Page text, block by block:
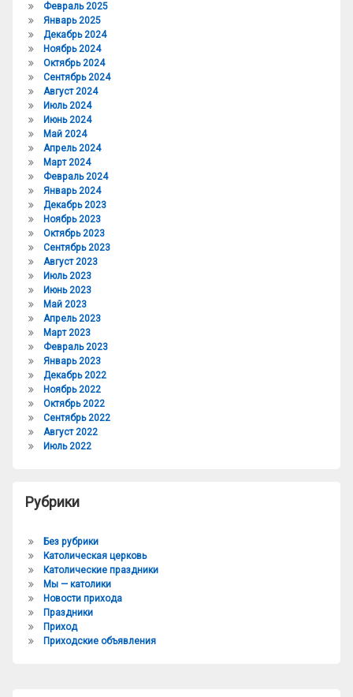
Февраль 2025
Январь 2025
Декабрь 2024
Ноябрь 2024
Октябрь 2024
Сентябрь 2024
Август 2024
Июль 2024
Июнь 2024
Май 2024
Апрель 2024
Март 2024
Февраль 2024
Январь 2024
Декабрь 2023
Ноябрь 2023
Октябрь 2023
Сентябрь 2023
Август 2023
Июль 2023
Июнь 2023
Май 2023
Апрель 2023
Март 2023
Февраль 2023
Январь 2023
Декабрь 2022
Ноябрь 2022
Октябрь 2022
Сентябрь 2022
Август 2022
Июль 2022
Рубрики
Без рубрики
Католическая церковь
Католические праздники
Мы — католики
Новости прихода
Праздники
Приход
Приходские объявления